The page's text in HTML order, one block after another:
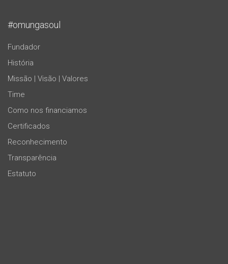
#omungasoul
Fundador
História
Missão | Visão | Valores
Time
Como nos financiamos
Certificados
Reconhecimento
Transparência
Estatuto